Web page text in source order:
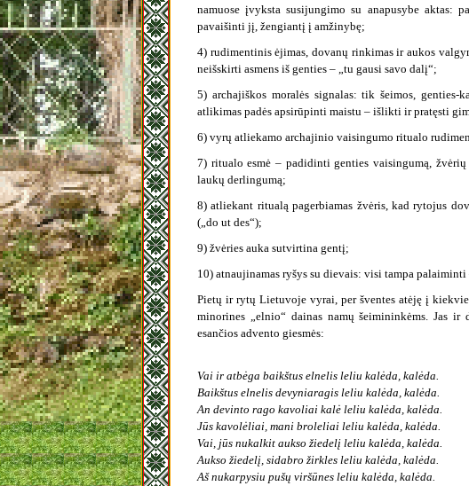
namuose įvyksta susijungimo su anapusybe aktas:
pavaišinti jį, žengiantį į amžinybę;
4) rudimentinis ėjimas, dovanų rinkimas ir aukos
neišskirti asmens iš genties – „tu gausi savo dalį“;
5) archajiškos moralės signalas: tik šeimos,
atlikimas padės apsirūpinti maistu – išlikti ir pratęsti
6) vyrų atliekamo archajinio vaisingumo ritualo
7) ritualo esmė – padidinti genties vaisingumą,
laukų derlingumą;
8) atliekant ritualą pagerbiamas žvėris, kad rytojus
(„do ut des“);
9) žvėries auka sutvirtina gentį;
10) atnaujinamas ryšys su dievais: visi tampa
Pietų ir rytų Lietuvoje vyrai, per šventes atėję į
minorines „elnio“ dainas namų šeimininkėms. Jas
esančios advento giesmės:
Vai ir atbėga baikštus elnelis leliu kalėda, kalėda.
Baikštus elnelis devyniaragis leliu kalėda, kalėda.
An devinto rago kavoliai kalė leliu kalėda, kalėda.
Jūs kavolėliai, mani broleliai leliu kalėda, kalėda.
Vai, jūs nukalkit aukso žiedelį leliu kalėda, kalėda.
Aukso žiedelį, sidabro žirkles leliu kalėda, kalėda.
Aš nukarpysiu pušų viršūnes leliu kalėda, kalėda.